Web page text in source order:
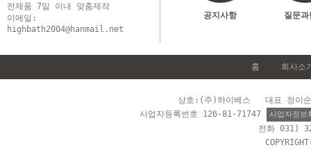
전제품 7일 이내 맞춤제작
이메일:
highbath2004@hanmail.net
공지사항 질문과
홈 회사소
상호:(주)하이베스 대표 정이
사업자등록번호 126-81-71747
사업자정보
전화 031)